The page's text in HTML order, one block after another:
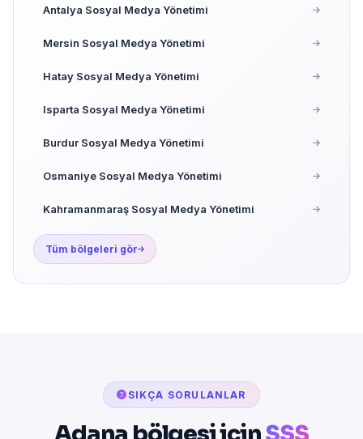
Antalya Sosyal Medya Yönetimi
Mersin Sosyal Medya Yönetimi
Hatay Sosyal Medya Yönetimi
Isparta Sosyal Medya Yönetimi
Burdur Sosyal Medya Yönetimi
Osmaniye Sosyal Medya Yönetimi
Kahramanmaraş Sosyal Medya Yönetimi
Tüm bölgeleri gör
SIKÇA SORULANLAR